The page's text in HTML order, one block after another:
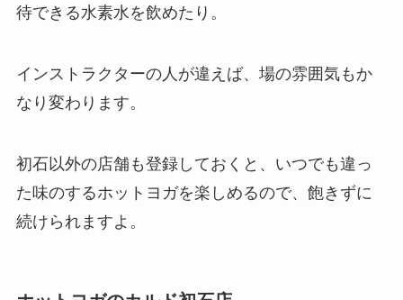
待できる水素水を飲めたり。
インストラクターの人が違えば、場の雰囲気もか
なり変わります。
初石以外の店舗も登録しておくと、いつでも違っ
た味のするホットヨガを楽しめるので、飽きずに
続けられますよ。